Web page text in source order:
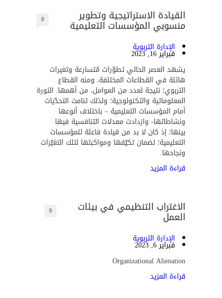
القيادة الاستراتيجية وتطوير
منسوبي المؤسسات التعليمية 0
الإدارة التربوية
فبراير 16, 2023
يشهد العصر الحالي تطوّرات مُتسارعة وتغيرات
هائلة في القطاعات المختلفة، ومنه القطاع
التربوي؛ نتيجة لعدد من العوامل، من أهمها: الثورة
المعلوماتية والتكنولوجية؛ ولذلك تنامت التحدّيات
أمام المؤسسات التعليمية – باختلاف أنوعها
ونشاطاتها- وازدادت معدلات التنافسية فيها
بينها؛ إذ كان لا بد من قيادة فاعلة للمؤسسات
التعليمية؛ لضمان تكيّفها ومواكبتها لتلك التغيّرات
ونجاحها.
قراءة المزيد
الاغتراب التنظيمي في بيئات
العمل 0
الإدارة التربوية
فبراير 6, 2023
Organizational Alienation
قراءة المزيد